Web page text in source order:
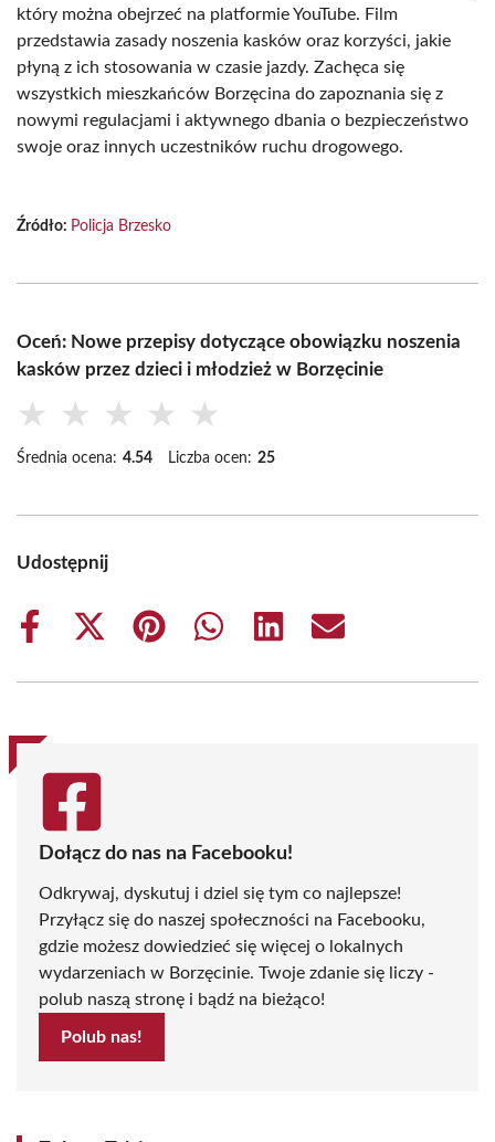
który można obejrzeć na platformie YouTube. Film
przedstawia zasady noszenia kasków oraz korzyści, jakie
płyną z ich stosowania w czasie jazdy. Zachęca się
wszystkich mieszkańców Borzęcina do zapoznania się z
nowymi regulacjami i aktywnego dbania o bezpieczeństwo
swoje oraz innych uczestników ruchu drogowego.
Źródło: Policja Brzesko
Oceń: Nowe przepisy dotyczące obowiązku noszenia
kasków przez dzieci i młodzież w Borzęcinie
★ ★ ★ ★ ★
Średnia ocena: 4.54 Liczba ocen: 25
Udostępnij
Share
Share
(Twitter)
Share
Share
Share
Share
Dołącz do nas na Facebooku!
Odkrywaj, dyskutuj i dziel się tym co najlepsze!
Przyłącz się do naszej społeczności na Facebooku,
gdzie możesz dowiedzieć się więcej o lokalnych
wydarzeniach w Borzęcinie. Twoje zdanie się liczy -
polub naszą stronę i bądź na bieżąco!
Polub nas!